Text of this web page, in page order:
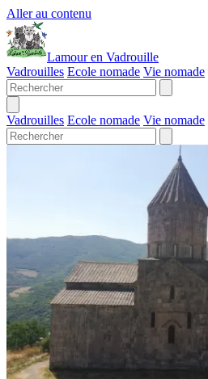
Aller au contenu
Lamour en Vadrouille
Vadrouilles Ecole nomade Vie nomade
Vadrouilles Ecole nomade Vie nomade